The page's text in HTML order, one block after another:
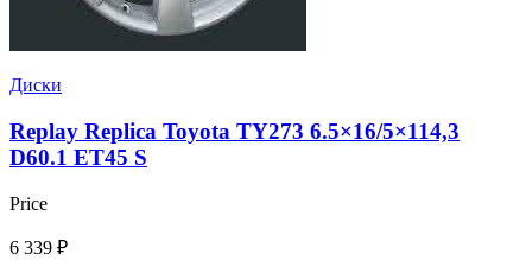
Диски
Replay Replica Toyota TY273 6.5×16/5×114,3
D60.1 ET45 S
Price
6 339 ₽